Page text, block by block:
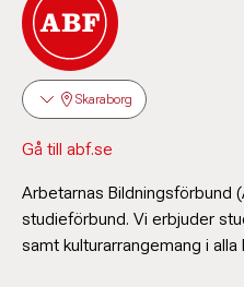
Skaraborg
Gå till abf.se
Arbetarnas Bildningsförbund
studieförbund. Vi erbjuder
samt kulturarrangemang i alla